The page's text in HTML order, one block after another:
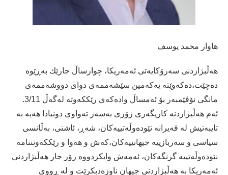
هاوار محمد یوسف
هه‌ڵبژاردنى سه‌رۆكایه‌تى ئه‌مه‌ریكا، چوارساڵ جارێك به‌ڕێوه‌
ده‌چێت،ده‌كه‌وێته‌ یه‌كه‌مین سێشه‌ممه‌ى دواى دووشه‌ممه‌ى
مانگى نۆڤێمبه‌ر بۆ ئه‌مساڵ واده‌كه‌ى رێككه‌وته‌ له‌گه‌ڵ 3/11.
ئه‌م هه‌ڵبژاردنه‌ كاریگه‌رى زۆرى به‌سه‌ر ته‌واوى دونیادا هه‌یه‌ به‌
تایبه‌تیش له‌ قه‌یرانه‌ نێوده‌وڵه‌تییه‌كان، شه‌ڕ، ئاشتى، به‌ڵانسی
سیاسى و سه‌ربازییه‌ جیهانییه‌كان،كه‌ش و هه‌وا و رێككه‌وتننامه‌
نێوده‌وڵه‌تییه‌ گرنگه‌كان، ئه‌مه‌ش وایكردووه‌ زۆر جار هه‌ڵبژاردنى
ئه‌مه‌ریكا به‌ هه‌ڵبژاردنى جیهان ناوزه‌د‌بكرێت و له‌ ڕووى